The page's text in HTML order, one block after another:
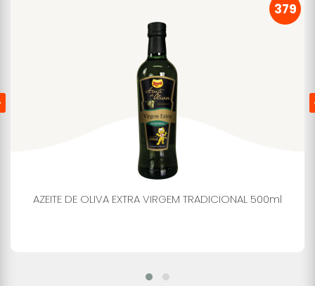
379
AZEITE DE OLIVA EXTRA VIRGEM TRADICIONAL 500ml